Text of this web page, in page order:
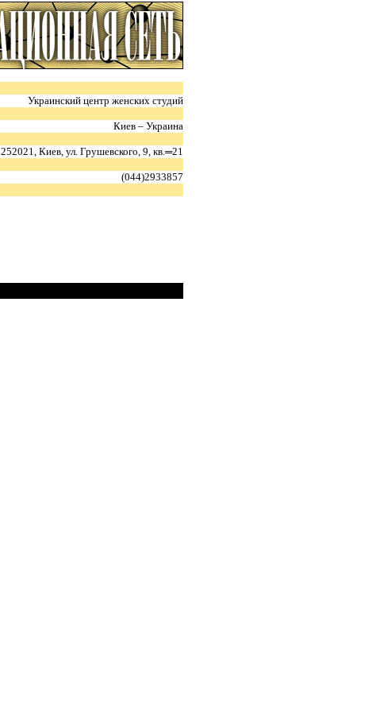
Украинский центр женских студий
Киев – Украина
252021, Киев, ул. Грушевского, 9, кв.═21
(044)2933857